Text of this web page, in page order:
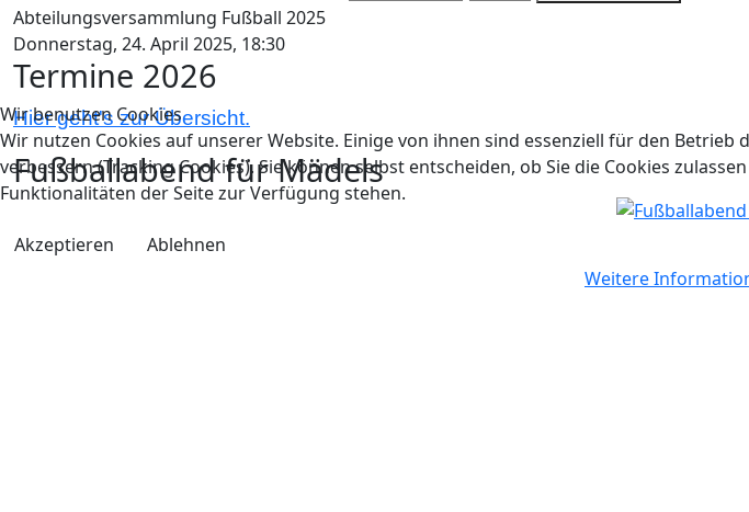
Abteilungsversammlung Fußball 2025
Donnerstag, 24. April 2025, 18:30
Termine 2026
Hier geht's zur Übersicht.
Fußballabend für Mädels
Wir benutzen Cookies
Wir nutzen Cookies auf unserer Website. Einige von ihnen sind essenziell für den
verbessern (Tracking Cookies). Sie können selbst entscheiden, ob Sie die Cookies
Funktionalitäten der Seite zur Verfügung stehen.
Akzeptieren
Ablehnen
Weitere